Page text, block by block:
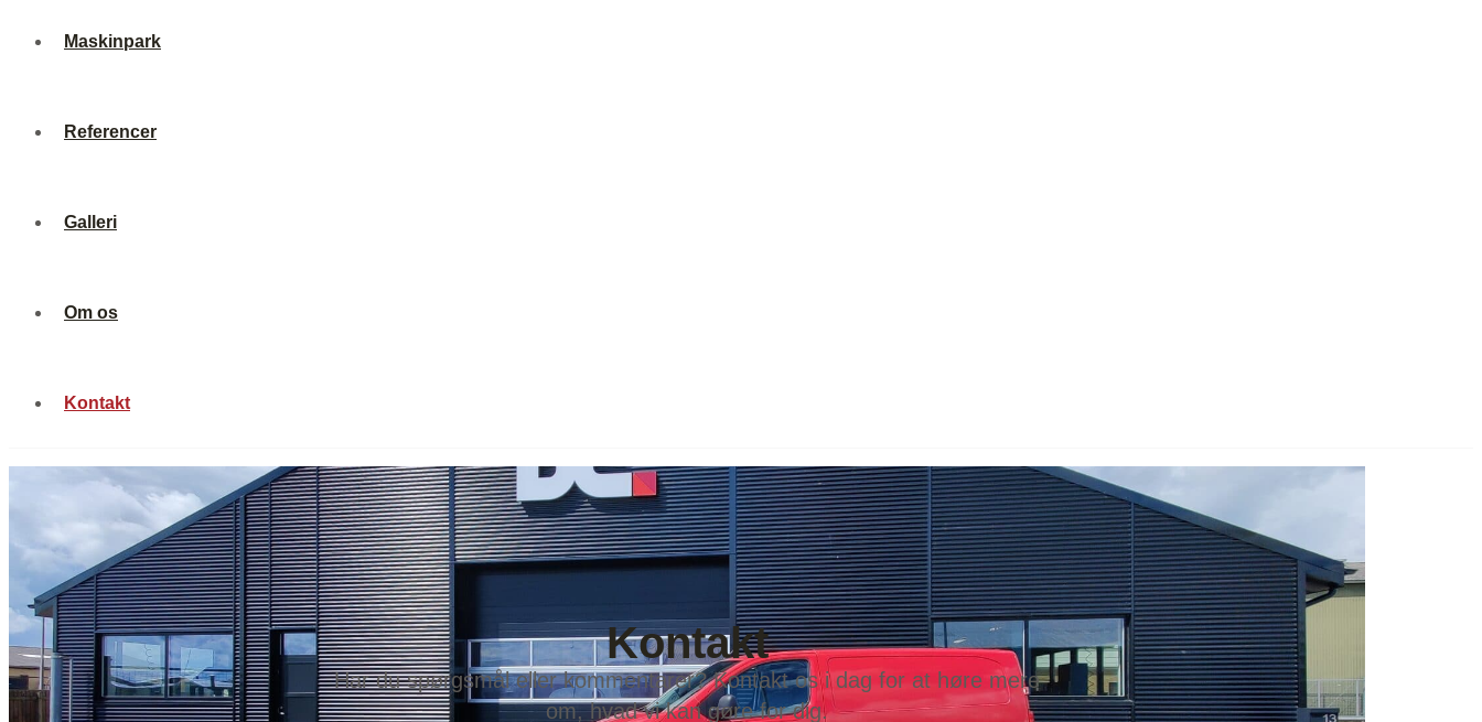
Referencer
Om os
Maskinpark
Referencer
Galleri
Om os
Kontakt
Kontakt
Har du spørgsmål eller kommentarer? Kontakt os i dag for at høre mere
om, hvad vi kan gøre for dig.